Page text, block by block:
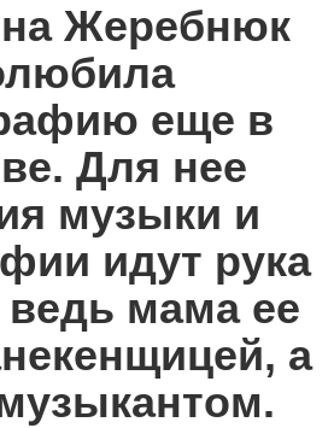
Жеребнюк
еще в
Для нее
музыки и
идут рука
ведь мама ее
а